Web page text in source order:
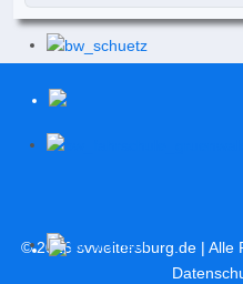
© 2026 svweitersburg.de| Alle